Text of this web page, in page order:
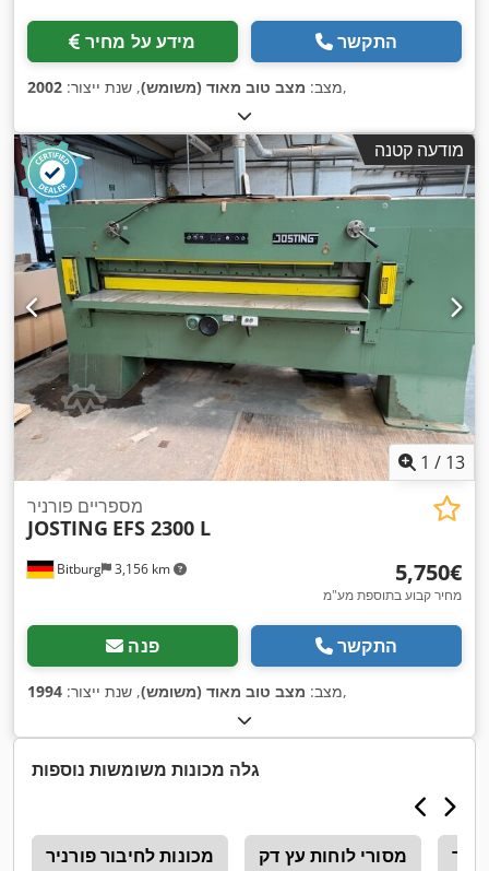
מידע על מחיר התקשר
מצב: מצב טוב מאוד (משומש), שנת ייצור: 2002 ,
מודעה קטנה
1 / 13
Bitburg 3,156 km
מספריים פורניר
JOSTING EFS 2300 L
‏5,750 ‏€
מחיר קבוע בתוספת מע"מ
פנה התקשר
מצב: מצב טוב מאוד (משומש), שנת ייצור: 1994 ,
גלה מכונות משומשות נוספות
מכונות לחיבור פורניר מסורי לוחות עץ דק